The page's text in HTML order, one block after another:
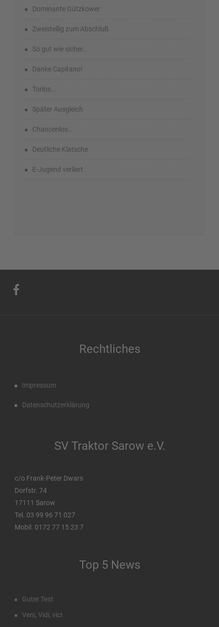
Dominante Gützkower
Zweistellig zum Abschluß
So gut wie sicher…
Danke Capitano!
Torlos….
Später Ausgleich
Chancenlos…
Deutliche Klatsche
E-Jugend verliert
Rechtliches
Impressum
Datenschutzerklärung
SV Traktor Sarow e.V.
c/o Frank-Peter Dwars
Dorfstr. 74
17111 Sarow
Tel. 03 99 96 71 027
Mobil. 0172 77 15 23 7
Top 5 News
Guter Test
Veni, Vidi, vici